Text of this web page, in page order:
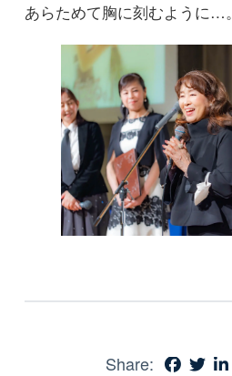
あらためて胸に刻むように…。
Share: